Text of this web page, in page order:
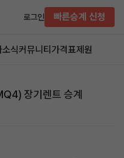
로그인 빠른승계 신청
식커뮤니티 가격표제원
장기렌트 승계